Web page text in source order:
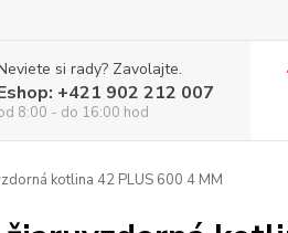
si rady? Zavolajte.
+421 902 212 007
8:00 - do 16:00 hod
kotlina 42 PLUS 600 4 MM